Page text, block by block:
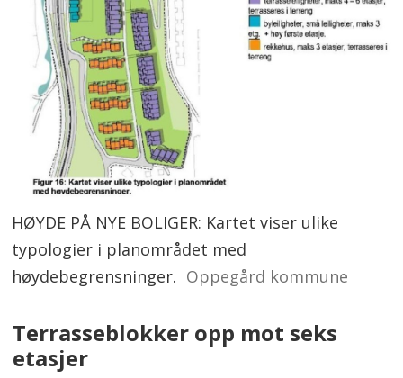
HØYDE PÅ NYE BOLIGER: Kartet viser ulike
typologier i planområdet med
høydebegrensninger. Oppegård kommune
Terrasseblokker opp mot seks
etasjer